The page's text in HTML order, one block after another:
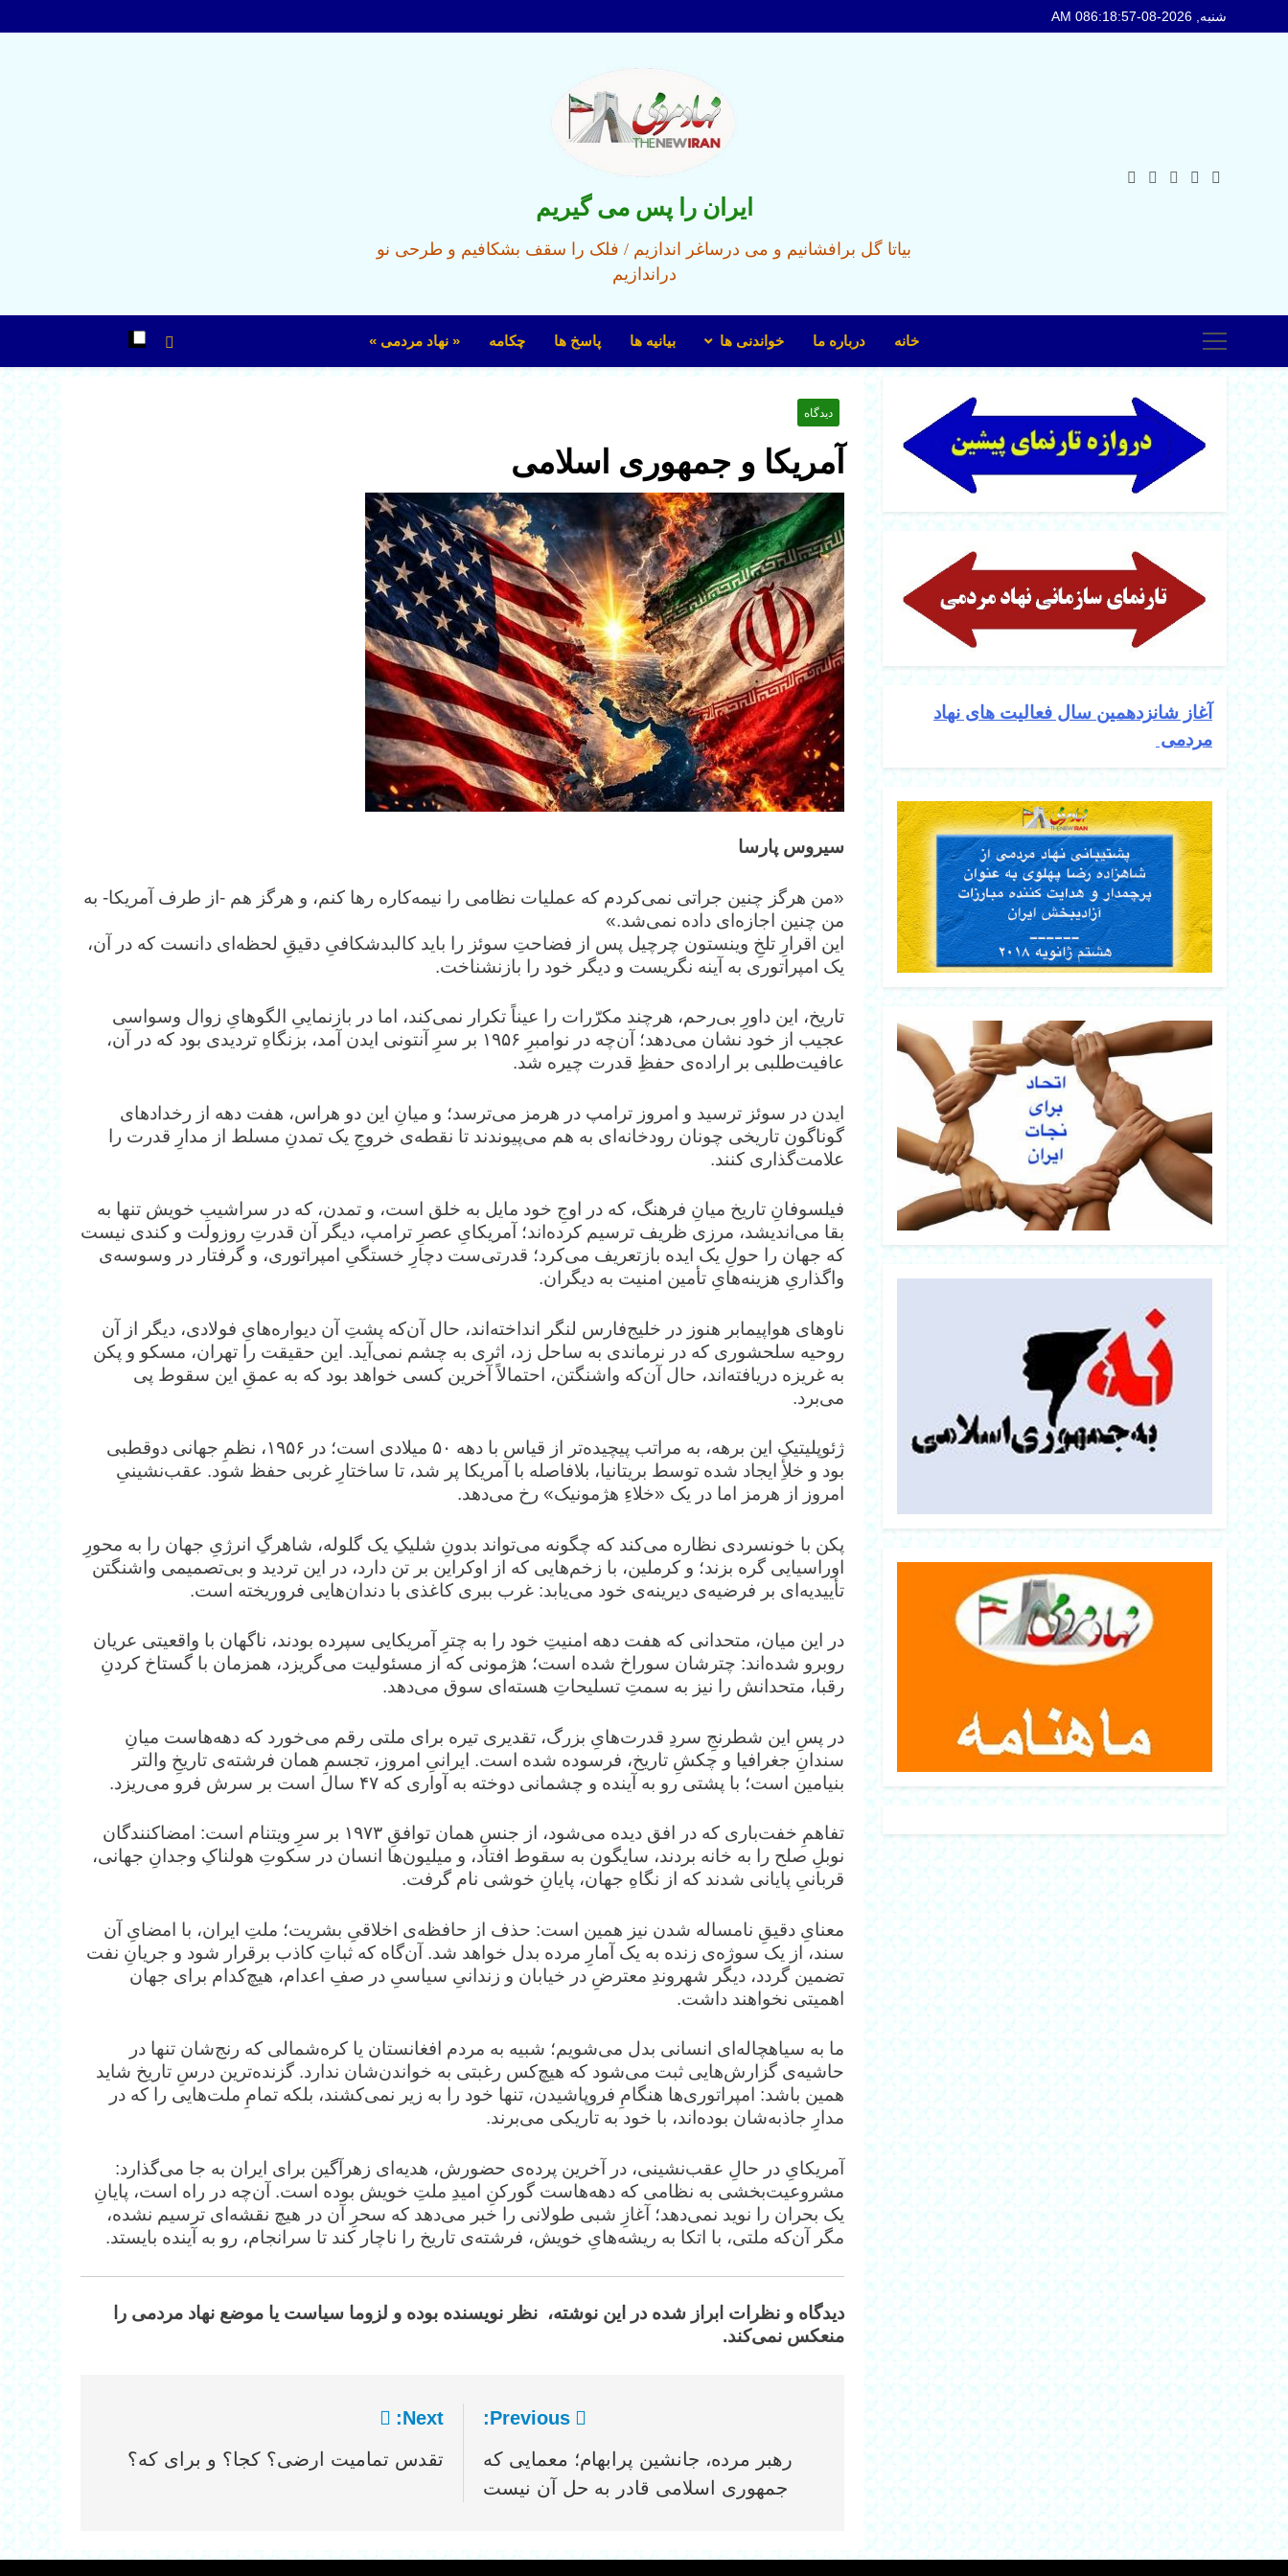
شنبه, 2026-08-08 6:18:58 AM
ایران را پس می گیریم
بیاتا گل برافشانیم و می درساغر اندازیم / فلک را سقف بشکافیم و طرحی نو
دراندازیم
خانه درباره ما خواندنی ها بیانیه ها پاسخ ها چکامه « نهاد مردمی »
آغاز شانزدهمین سال فعالیت های نهاد
مردمی
دیدگاه
آمریکا و جمهوری اسلامی
سیروس پارسا
‏«من هرگز چنین جراتی نمی‌کردم که عملیات نظامی را نیمه‌کاره رها کنم، و هرگز هم -از طرف آمریکا- به
من چنین اجازه‌ای داده نمی‌شد.»
‏این اقرارِ تلخِ وینستون چرچیل پس از فضاحتِ سوئز را باید کالبدشکافیِ دقیقِ لحظه‌ای دانست که در آن،
یک امپراتوری به آینه نگریست و دیگر خود را بازنشناخت.
‏تاریخ، این داورِ بی‌رحم، هرچند مکرّرات را عیناً تکرار نمی‌کند، اما در بازنماییِ الگوهایِ زوال وسواسی
عجیب از خود نشان می‌دهد؛ آن‌چه در نوامبرِ ۱۹۵۶ بر سرِ آنتونی ایدن آمد، بزنگاهِ تردیدی بود که در آن،
عافیت‌طلبی بر اراده‌ی حفظِ قدرت چیره شد.
‏ایدن در سوئز ترسید و امروز ترامپ در هرمز می‌ترسد؛ و میانِ این دو هراس، هفت دهه از رخدادهای
گوناگون تاریخی چونان رودخانه‌ای به هم می‌پیوندند تا نقطه‌ی خروجِ یک تمدنِ مسلط از مدارِ قدرت را
علامت‌گذاری کنند.
‏فیلسوفانِ تاریخ میانِ فرهنگ، که در اوجِ خود مایل به خلق است، و تمدن، که در سراشیبِ خویش تنها به
بقا می‌اندیشد، مرزی ظریف ترسیم کرده‌اند؛ آمریکایِ عصرِ ترامپ، دیگر آن قدرتِ روزولت و کندی نیست
که جهان را حولِ یک ایده بازتعریف می‌کرد؛ قدرتی‌ست دچارِ خستگیِ امپراتوری، و گرفتار در وسوسه‌ی
واگذاریِ هزینه‌هایِ تأمین امنیت به دیگران.
‏ناوهای هواپیمابر هنوز در خلیج‌فارس لنگر انداخته‌اند، حال آن‌که پشتِ آن دیواره‌هایِ فولادی، دیگر از آن
روحیه سلحشوری که در نرماندی به ساحل زد، اثری به چشم نمی‌آید. این حقیقت را تهران، مسکو و پکن
به غریزه دریافته‌اند، حال آن‌که واشنگتن، احتمالاً آخرین کسی خواهد بود که به عمقِ این سقوط پی
می‌برد.
‏ژئوپلیتیکِ این برهه، به مراتب پیچیده‌تر از قیاس با دهه ۵۰ میلادی است؛ در ۱۹۵۶، نظمِ جهانی دوقطبی
بود و خلأِ ایجاد شده توسط بریتانیا، بلافاصله با آمریکا پر شد، تا ساختارِ غربی حفظ شود. عقب‌نشینیِ
امروز از هرمز اما در یک «خلاءِ هژمونیک» رخ می‌دهد.
‏پکن با خونسردی نظاره می‌کند که چگونه می‌تواند بدونِ شلیکِ یک گلوله، شاهرگِ انرژیِ جهان را به محورِ
اوراسیایی گره بزند؛ و کرملین، با زخم‌هایی که از اوکراین بر تن دارد، در این تردید و بی‌تصمیمی واشنگتن
تأییدیه‌ای بر فرضیه‌ی دیرینه‌ی خود می‌یابد: غرب ببری کاغذی‌ با دندان‌هایی فروریخته است.
‏در این میان، متحدانی که هفت دهه امنیتِ خود را به چترِ آمریکایی سپرده بودند، ناگهان با واقعیتی عریان
روبرو شده‌اند: چترشان سوراخ شده است؛ هژمونی که از مسئولیت می‌گریزد، همزمان با گستاخ کردنِ
رقبا، متحدانش را نیز به سمتِ تسلیحاتِ هسته‌ای سوق می‌دهد.
‏در پسِ این شطرنجِ سردِ قدرت‌هایِ بزرگ، تقدیری تیره برای ملتی رقم می‌خورد که دهه‌هاست میانِ
سندانِ جغرافیا و چکشِ تاریخ، فرسوده شده است. ایرانیِ امروز، تجسمِ همان فرشته‌ی تاریخِ والتر
بنیامین است؛ با پشتی رو به آینده و چشمانی دوخته به آواری که ۴۷ سال است بر سرش فرو می‌ریزد.
‏تفاهمِ خفت‌باری که در افق دیده می‌شود، از جنسِ همان توافقِ ۱۹۷۳ بر سرِ ویتنام است: امضاکنندگان
نوبلِ صلح را به خانه بردند، سایگون به سقوط افتاد، و میلیون‌ها انسان در سکوتِ هولناکِ وجدانِ جهانی،
قربانیِ پایانی شدند که از نگاهِ جهان، پایانِ خوشی نام گرفت.
‏معنایِ دقیقِ نامساله شدن نیز همین است: حذف از حافظه‌ی اخلاقیِ بشریت؛ ملتِ ایران، با امضایِ آن
سند، از یک سوژه‌ی زنده به یک آمارِ مرده بدل خواهد شد. آن‌گاه که ثباتِ کاذب برقرار شود و جریانِ نفت
تضمین گردد، دیگر شهروندِ معترضِ در خیابان و زندانیِ سیاسیِ در صفِ اعدام، هیچ‌کدام برای جهان
اهمیتی نخواهند داشت.
‏ما به سیاهچاله‌ای انسانی بدل می‌شویم؛ شبیه به مردم افغانستان یا کره‌شمالی که رنج‌شان تنها در
حاشیه‌ی گزارش‌هایی ثبت می‌شود که هیچ‌کس رغبتی به خواندن‌شان ندارد. گزنده‌ترین درسِ تاریخ شاید
همین باشد: امپراتوری‌ها هنگامِ فروپاشیدن، تنها خود را به زیر نمی‌کشند، بلکه تمامِ ملت‌هایی را که در
مدارِ جاذبه‌شان بوده‌اند، با خود به تاریکی می‌برند.
‏آمریکایِ در حالِ عقب‌نشینی، در آخرین پرده‌ی حضورش، هدیه‌ای زهرآگین برای ایران به جا می‌گذارد:
مشروعیت‌بخشی به نظامی که دهه‌هاست گورکنِ امیدِ ملتِ خویش بوده است. آن‌چه در راه است، پایانِ
یک بحران را نوید نمی‌دهد؛ آغازِ شبی طولانی را خبر می‌دهد که سحرِ آن در هیچ نقشه‌ای ترسیم نشده،
مگر آن‌که ملتی، با اتکا به ریشه‌هایِ خویش، فرشته‌ی تاریخ را ناچار کند تا سرانجام، رو به آینده بایستد.
دیدگاه‌ و نظرات ابراز شده در این نوشته، نظر نویسنده بوده و لزوما سیاست یا موضع نهاد مردمی را
منعکس نمی‌کند.
نوشته
Previous:
رهبر مرده، جانشین پرابهام؛ معمایی که
جمهوری اسلامی قادر به حل آن نیست
Next:
تقدس تمامیت ارضی؟ کجا؟ و برای که؟